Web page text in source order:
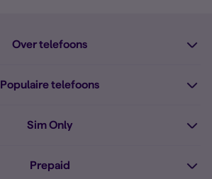
Over telefoons
Populaire telefoons
Sim Only
Prepaid